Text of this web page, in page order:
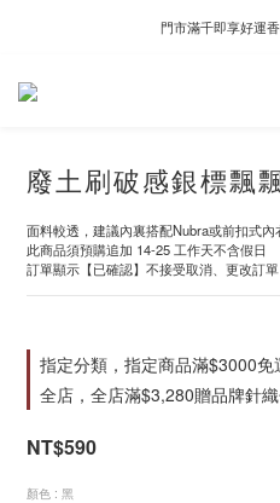
新自製款系列首批限時優
門市滿千即享好運
新自製款系列首批限時優
廢土刷破感銀標飄
面料較透，建議內裏搭配Nubra或前扣式內
此商品須預購追加 14-25 工作天不含假日
訂單顯示【已確認】不接受取消、更改訂單
指定分類，指定商品滿$3000
全店，全店滿$3,280贈品牌針
NT$590
顏色 : 黑